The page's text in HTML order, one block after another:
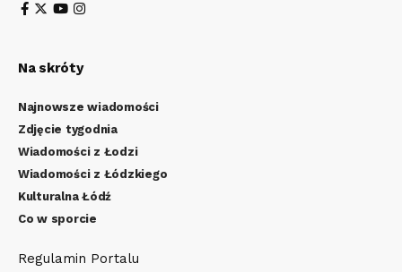
Na skróty
Najnowsze wiadomości
Zdjęcie tygodnia
Wiadomości z Łodzi
Wiadomości z Łódzkiego
Kulturalna Łódź
Co w sporcie
Regulamin Portalu